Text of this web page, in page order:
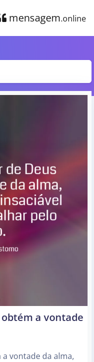
mensagem.online
a vontade
vontade da alma,